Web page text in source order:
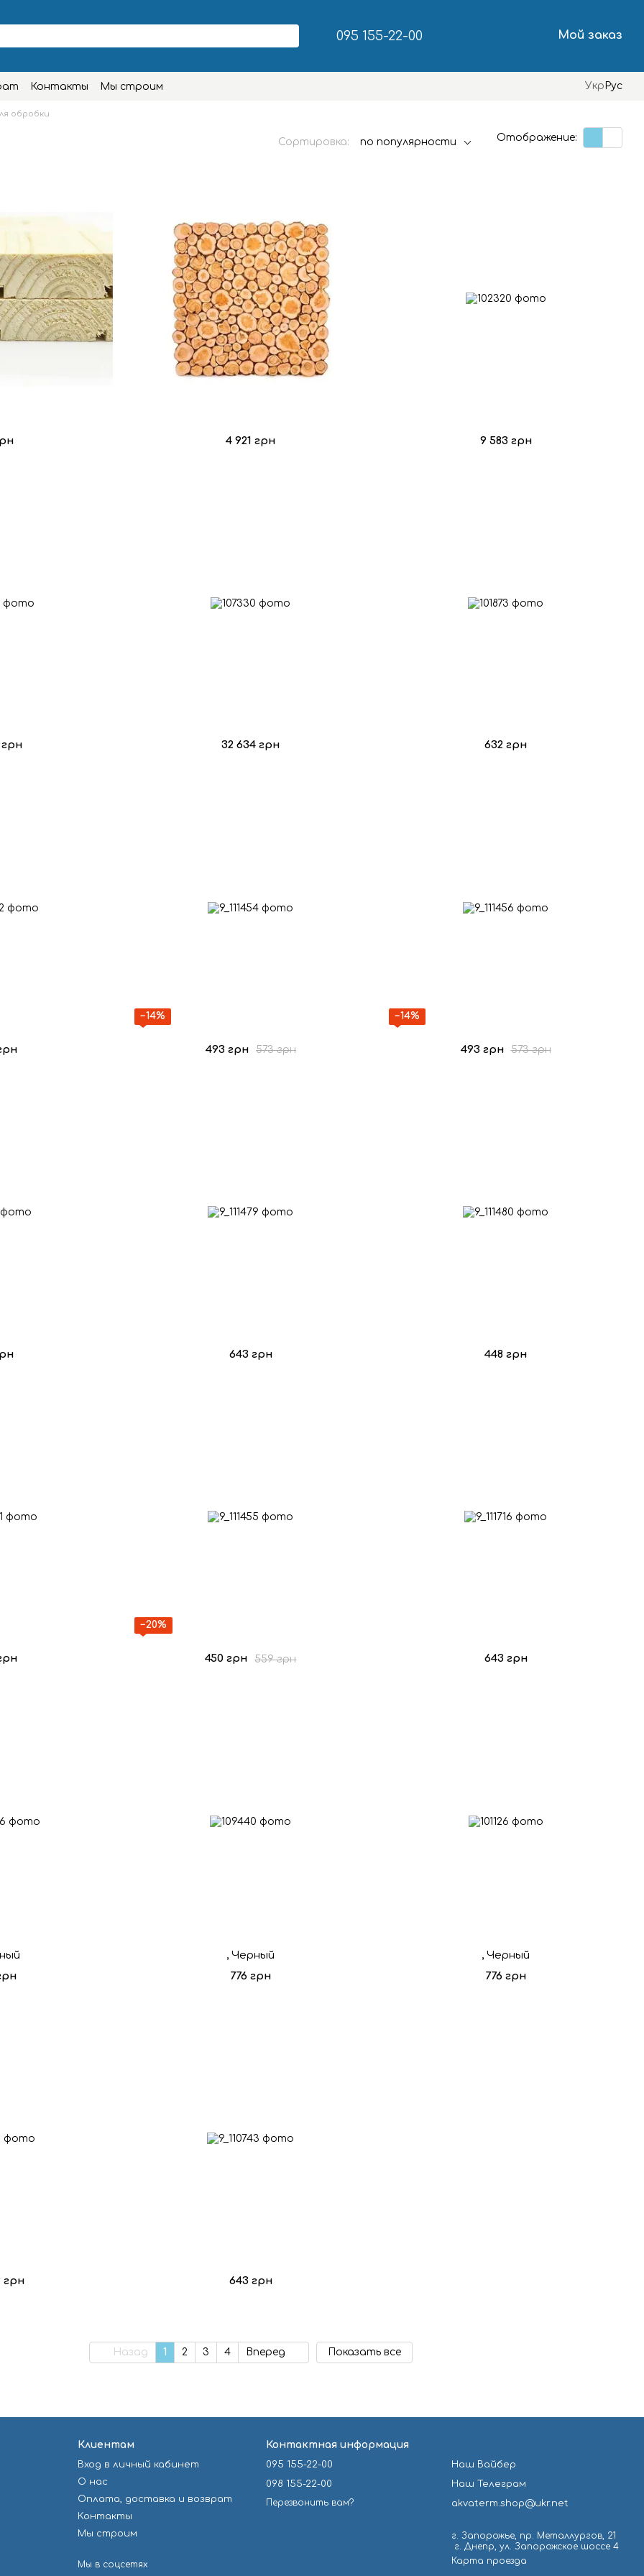
095 155-22-00 Мой заказ
Контакты Мы строим Укр Рус
обробки
Сортировка: по популярности Отображение:
4 921 грн 9 583 грн
грн 32 634 грн 632 грн
−14%
573 грн
493 грн
−14%
573 грн
493 грн
643 грн 448 грн
−20%
559 грн
450 грн 643 грн
, Черный
776 грн
, Черный
776 грн
грн 643 грн
Назад 1 2 3 4 Вперед Показать все
Клиентам
Вход в личный кабинет
О нас
Оплата, доставка и возврат
Контакты
Мы строим
Мы в соцсетях
Контактная информация
095 155-22-00
098 155-22-00
Перезвонить вам?
Наш Вайбер
Наш Телеграм
akvaterm.shop@ukr.net
г. Запорожье, пр. Металлургов, 21
⁣ г. Днепр, ул. Запорожское шоссе 4
Карта проезда